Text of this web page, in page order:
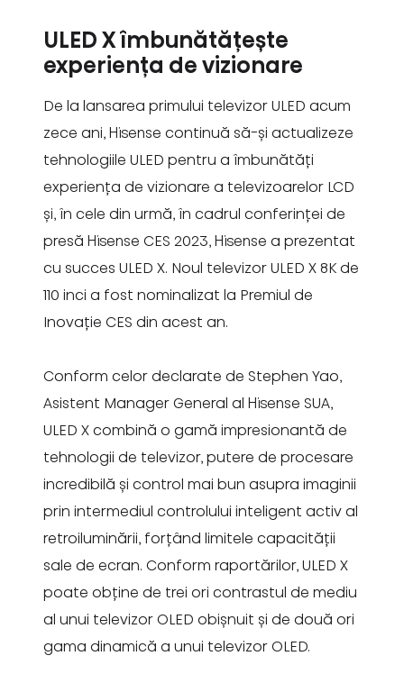
ULED X îmbunătățește
experiența de vizionare
De la lansarea primului televizor ULED acum
zece ani, Hisense continuă să-și actualizeze
tehnologiile ULED pentru a îmbunătăți
experiența de vizionare a televizoarelor LCD
și, în cele din urmă, în cadrul conferinței de
presă Hisense CES 2023, Hisense a prezentat
cu succes ULED X. Noul televizor ULED X 8K de
110 inci a fost nominalizat la Premiul de
Inovație CES din acest an.
Conform celor declarate de Stephen Yao,
Asistent Manager General al Hisense SUA,
ULED X combină o gamă impresionantă de
tehnologii de televizor, putere de procesare
incredibilă și control mai bun asupra imaginii
prin intermediul controlului inteligent activ al
retroiluminării, forțând limitele capacității
sale de ecran. Conform raportărilor, ULED X
poate obține de trei ori contrastul de mediu
al unui televizor OLED obișnuit și de două ori
gama dinamică a unui televizor OLED.